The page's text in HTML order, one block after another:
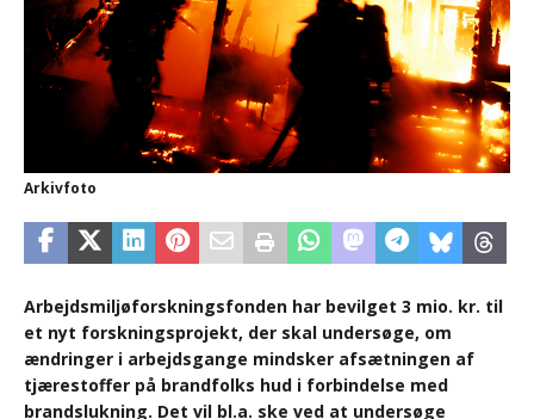
Arkivfoto
Arbejdsmiljøforskningsfonden har bevilget 3 mio. kr. til
et nyt forskningsprojekt, der skal undersøge, om
ændringer i arbejdsgange mindsker afsætningen af
tjærestoffer på brandfolks hud i forbindelse med
brandslukning. Det vil bl.a. ske ved at undersøge